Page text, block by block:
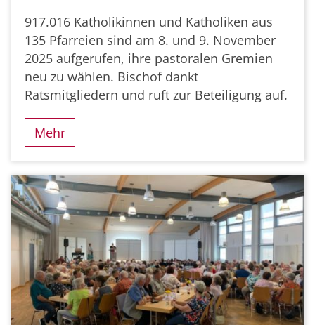
917.016 Katholikinnen und Katholiken aus
135 Pfarreien sind am 8. und 9. November
2025 aufgerufen, ihre pastoralen Gremien
neu zu wählen. Bischof dankt
Ratsmitgliedern und ruft zur Beteiligung auf.
Mehr